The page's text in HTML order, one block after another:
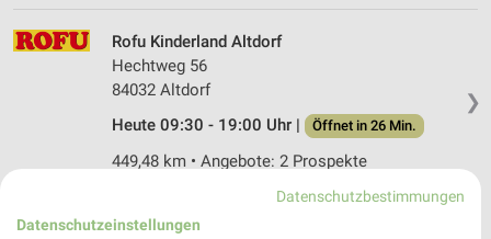
❯
Rofu Kinderland Altdorf
Hechtweg 56
84032 Altdorf
Heute 09:30 - 19:00 Uhr |
Öffnet in 26 Min.
449,48 km • Angebote: 2 Prospekte
Rossmann Ergolding
Datenschutzbestimmungen
Datenschutzeinstellungen